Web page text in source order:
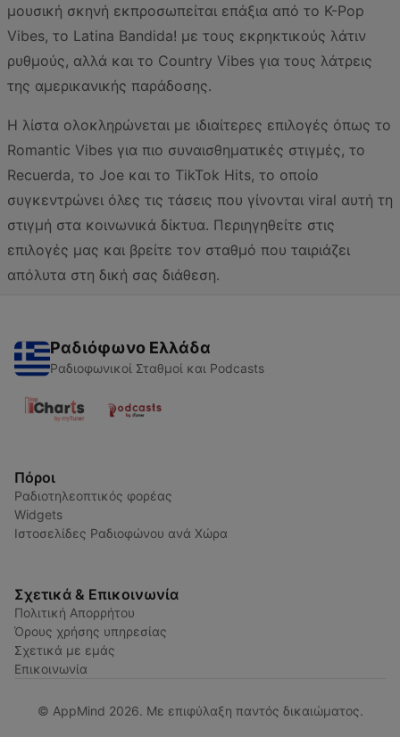
μουσική σκηνή εκπροσωπείται επάξια από το K-Pop
Vibes, το Latina Bandida! με τους εκρηκτικούς λάτιν
ρυθμούς, αλλά και το Country Vibes για τους λάτρεις
της αμερικανικής παράδοσης.
Η λίστα ολοκληρώνεται με ιδιαίτερες επιλογές όπως το
Romantic Vibes για πιο συναισθηματικές στιγμές, το
Recuerda, το Joe και το TikTok Hits, το οποίο
συγκεντρώνει όλες τις τάσεις που γίνονται viral αυτή τη
στιγμή στα κοινωνικά δίκτυα. Περιηγηθείτε στις
επιλογές μας και βρείτε τον σταθμό που ταιριάζει
απόλυτα στη δική σας διάθεση.
Ραδιόφωνο Ελλάδα
Ραδιοφωνικοί Σταθμοί και Podcasts
Πόροι
Ραδιοτηλεοπτικός φορέας
Widgets
Ιστοσελίδες Ραδιοφώνου ανά Χώρα
Σχετικά & Επικοινωνία
Πολιτική Απορρήτου
Όρους χρήσης υπηρεσίας
Σχετικά με εμάς
Επικοινωνία
© AppMind 2026. Με επιφύλαξη παντός δικαιώματος.